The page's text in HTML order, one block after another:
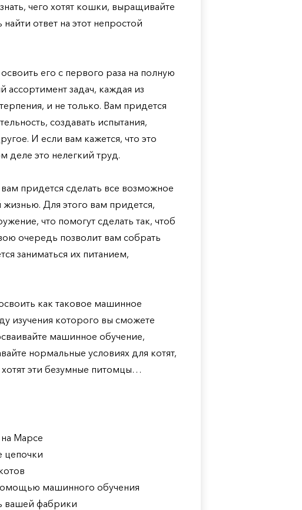
чего хотят кошки, выращивайте
ответ на этот непростой
его с первого раза на полную
ассортимент задач, каждая из
и не только. Вам придется
создавать испытания,
И если вам кажется, что это
деле это нелегкий труд.
придется сделать все возможное
Для этого вам придется,
что помогут сделать так, чтоб
очередь позволит вам собрать
заниматься их питанием,
как таковое машинное
изучения которого вы сможете
машинное обучение,
нормальные условиях для котят,
эти безумные питомцы…
Марсе
цепочки
машинного обучения
вашей фабрики